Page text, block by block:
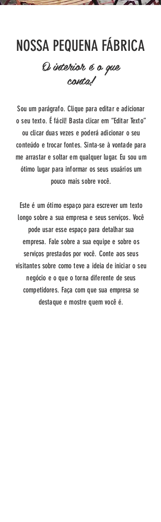
NOSSA PEQUENA FÁBRICA
O interior é o que
conta!
Sou um parágrafo. Clique para editar e adicionar
o seu texto. É fácil! Basta clicar em “Editar Texto”
ou clicar duas vezes e poderá adicionar o seu
conteúdo e trocar fontes. Sinta-se à vontade para
me arrastar e soltar em qualquer lugar. Eu sou um
ótimo lugar para informar os seus usuários um
pouco mais sobre você.
Este é um ótimo espaço para escrever um texto
longo sobre a sua empresa e seus serviços. Você
pode usar esse espaço para detalhar sua
empresa. Fale sobre a sua equipe e sobre os
serviços prestados por você. Conte aos seus
visitantes sobre como teve a ideia de iniciar o seu
negócio e o que o torna diferente de seus
competidores. Faça com que sua empresa se
destaque e mostre quem você é.